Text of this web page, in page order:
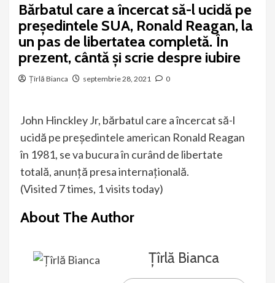
Bărbatul care a încercat să-l ucidă pe
președintele SUA, Ronald Reagan, la
un pas de libertatea completă. În
prezent, cântă și scrie despre iubire
Țîrlă Bianca septembrie 28, 2021 0
John Hinckley Jr, bărbatul care a încercat să-l
ucidă pe președintele american Ronald Reagan
în 1981, se va bucura în curând de libertate
totală, anunță presa internațională.
(Visited 7 times, 1 visits today)
About The Author
Țîrlă Bianca